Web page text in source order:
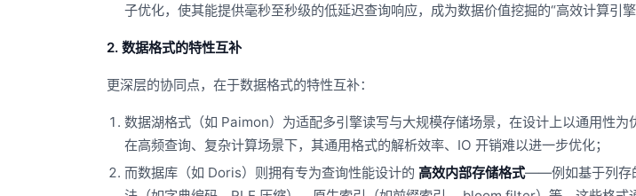
子优化，使其能提供毫秒至秒级的低延迟查询响应，成为数据价值挖掘的“高效计算引擎
2. 数据格式的特性互补
更深层的协同点，在于数据格式的特性互补：
数据湖格式（如 Paimon）为适配多引擎读写与大规模存储场景，在设计上以通用性为
在高频查询、复杂计算场景下，其通用格式的解析效率、IO 开销难以进一步优化；
而数据库（如 Doris）则拥有专为查询性能设计的 高效内部存储格式——例如基于列存